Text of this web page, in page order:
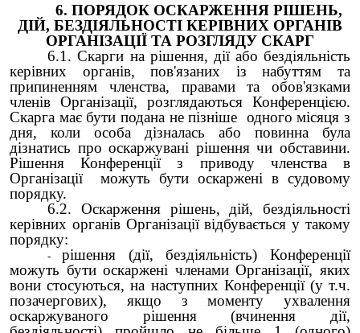
6. ПОРЯДОК ОСКАРЖЕННЯ РІШЕНЬ,
ДІЙ, БЕЗДІЯЛЬНОСТІ КЕРІВНИХ ОРГАНІВ
ОРГАНІЗАЦІЇ ТА РОЗГЛЯДУ СКАРГ
6.1. Скарги на рішення, дії або бездіяльність
керівних органів, пов'язаних із набуттям та
припиненням членства, правами та обов'язками
членів Організації, розглядаються Конференцією.
Скарга має бути подана не пізніше одного місяця з
дня, коли особа дізналась або повинна була
дізнатись про оскаржувані рішення чи обставини.
Рішення Конференції з приводу членства в
Організації можуть бути оскаржені в судовому
порядку.
6.2. Оскарження рішень, дій, бездіяльності
керівних органів Організації відбувається у такому
порядку:
рішення (дії, бездіяльність) Конференції
можуть бути оскаржені членами Організації, яких
вони стосуються, на наступних Конференції (у т.ч.
позачергових), якщо з моменту ухвалення
оскаржуваного рішення (вчинення дії,